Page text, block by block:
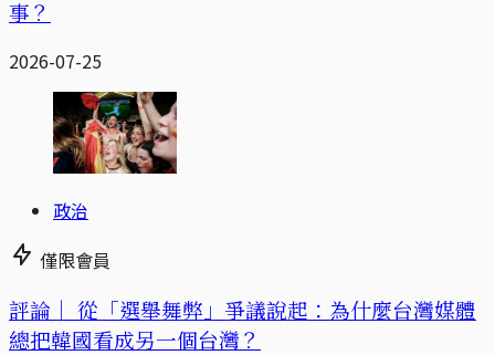
事？
2026-07-25
政治
僅限會員
評論｜ 從「選舉舞弊」爭議說起：為什麼台灣媒體
總把韓國看成另一個台灣？